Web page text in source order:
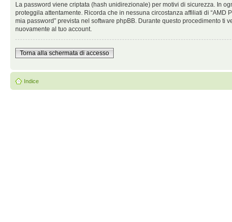
La password viene criptata (hash unidirezionale) per motivi di sicurezza. In
proteggila attentamente. Ricorda che in nessuna circostanza affiliati di
mia password” prevista nel software phpBB. Durante questo procedimento
nuovamente al tuo account.
Torna alla schermata di accesso
Indice